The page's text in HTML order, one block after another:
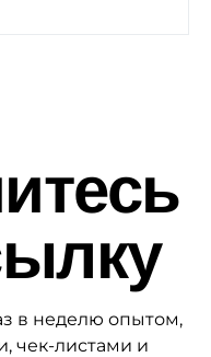
в неделю опытом,
чек-листами и